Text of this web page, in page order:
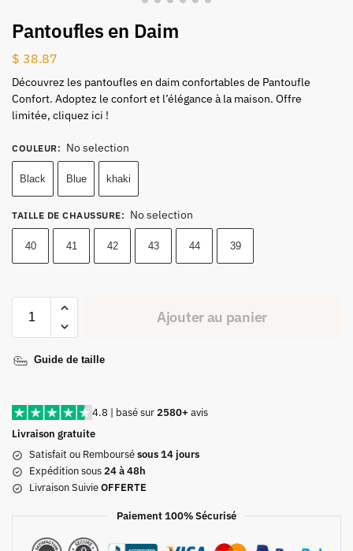
Pantoufles en Daim
$ 38.87
Découvrez les pantoufles en daim confortables de Pantoufle
Confort. Adoptez le confort et l’élégance à la maison. Offre
limitée, cliquez ici !
COULEUR: No selection
Black Blue khaki
TAILLE DE CHAUSSURE: No selection
40 41 42 43 44 39
Ajouter au panier
Guide de taille
4.8 | basé sur2580+ avis
Livraison gratuite
Satisfait ou Remboursésous 14 jours
Expédition sous24 à 48h
Livraison SuivieOFFERTE
Paiement 100% Sécurisé